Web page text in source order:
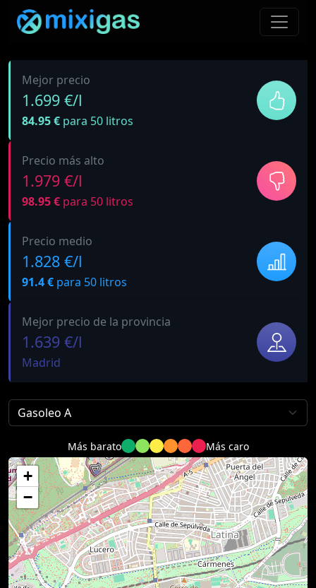
Mejor precio
1.699 €/l
84.95 € para 50 litros
Precio más alto
1.979 €/l
98.95 € para 50 litros
Precio medio
1.828 €/l
91.4 € para 50 litros
Mejor precio de la provincia
1.639 €/l
Madrid
Más barato Más caro
+
−